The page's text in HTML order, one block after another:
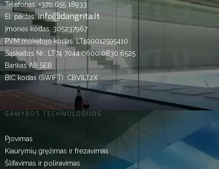
Telefonas: +370 655 18933
El. paštas:info@dangrita.lt
Įmonės kodas: 305237967
PVM mokėtojo kodas: LT100012595410
Sąskaitos Nr.: LT74 7044 0600 0830 6525
Bankas AB SEB
BIC kodas (SWIFT): CBVILT2X
GAMYBOS TECHNOLOGIJOS
Pjovimas
Kiaurymių gręžimas ir frezavimas
Šlifavimas ir poliravimas